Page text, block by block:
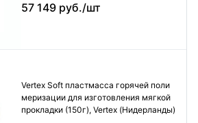
57 149 руб./шт
Vertex Soft пластмасса горячей поли
меризации для изготовления мягкой
прокладки (150г), Vertex (Нидерланды)